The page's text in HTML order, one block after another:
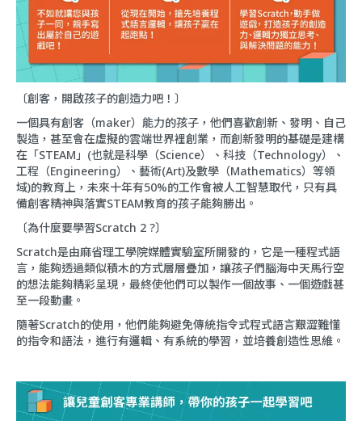
〔創客，開啟孩子的創造力吧！〕
一個具有創客（maker）能力的孩子，他們喜歡創新、發明、自己
製造，甚至會在虛擬的雲端世界裡創業，而創新發明的基礎是建構
在「STEAM」(也就是科學（Science）、科技（Technology）、
工程（Engineering）、藝術(Art)及數學（Mathematics）等領
域)的教育上，未來十年有50%的工作會被人工智慧取代，只有具
備創客精神與落實STEAM教育的孩子能夠勝出。
〔為什麼要學習Scratch 2 ?〕
Scratch是由麻省理工學院媒體實驗室所開發的，它是一種程式語
言，能夠透過類似積木的方式層層疊加，讓孩子們腦海中天馬行空
的想法能夠精彩呈現，最終使他們可以製作一個故事、一個遊戲甚
至一段動畫。
隨著Scratch的使用，他們能夠避免傳統指令式程式語言艱澀難懂
的指令和語法，進行有邏輯、有系統的學習，並培養創造性思維。